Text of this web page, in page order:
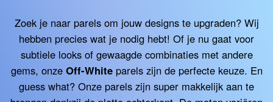
Zoek je naar parels om jouw designs te upgraden? Wij
hebben precies wat je nodig hebt! Of je nu gaat voor
subtiele looks of gewaagde combinaties met andere
gems, onze Off-Whiteparels zijn de perfecte keuze. En
guess what? Onze parels zijn super makkelijk aan te